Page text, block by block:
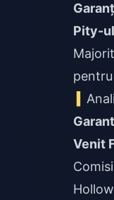
Pity-
Venit